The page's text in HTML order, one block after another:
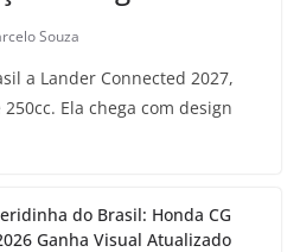
Souza
a Lander Connected 2027,
Ela chega com design
do Brasil: Honda CG
Ganha Visual Atualizado